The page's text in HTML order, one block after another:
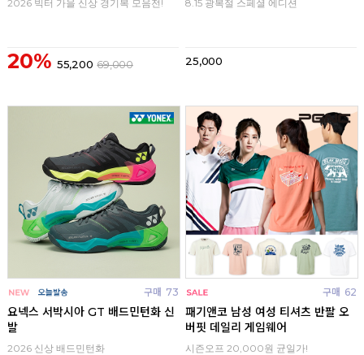
2026 빅터 가을 신상 경기복 모음전!
20% 55,200 69,000
8.15 광복절 스페셜 에디션
25,000
구매 73
요넥스 서박시아 GT 배드민턴화 신
발
2026 신상 배드민턴화
구매 62
패기앤코 남성 여성 티셔츠 반팔 오
버핏 데일리 게임웨어
시즌오프 20,000원 균일가!